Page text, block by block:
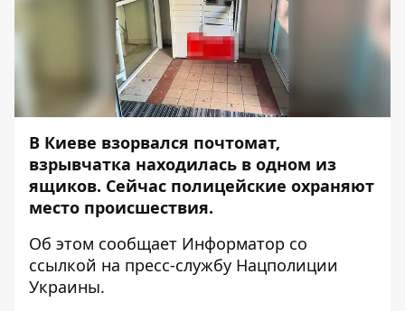
В Киеве взорвался почтомат,
взрывчатка находилась в одном из
ящиков. Сейчас полицейские охраняют
место происшествия.
Об этом сообщает Информатор со
ссылкой на пресс-службу Нацполиции
Украины.